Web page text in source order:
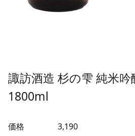
諏訪酒造 杉の雫 純米
1800ml
価格
3,190